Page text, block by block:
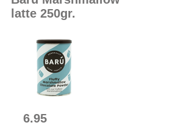
latte 250gr.
6.95